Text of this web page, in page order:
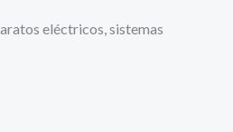
eléctricos, sistemas